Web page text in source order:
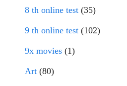
8 th online test (35)
9 th online test (102)
9x movies (1)
Art (80)